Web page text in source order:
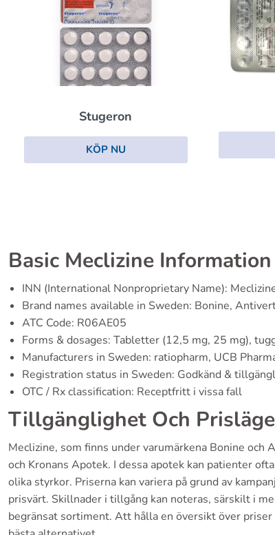
Stugeron
KÖP NU
Basic Meclizine Information
INN (International Nonproprietary Name):
Brand names available in Sweden: Bonine,
ATC Code: R06AE05
Forms & dosages: Tabletter (12,5 mg, 25 mg),
Manufacturers in Sweden: ratiopharm, UCB
Registration status in Sweden: Godkänd &
OTC / Rx classification: Receptfritt i vissa fall
Tillgänglighet Och Prisläge
Meclizine, som finns under varumärkena Bonine
och Kronans Apotek. I dessa apotek kan patienter
olika styrkor. Priserna kan variera på grund av
prisvärt. Skillnader i tillgång kan noteras, särskilt i
begränsat sortiment. Att hålla en översikt över